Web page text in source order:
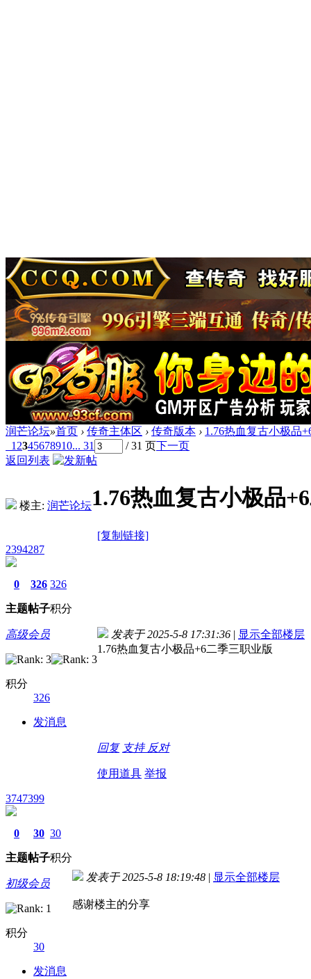
润芒论坛»首页 › 传奇主体区 › 传奇版本 › 1.76热血复古小极品
1 2345678910... 31 / 31 页下一页
返回列表
楼主: 润芒论坛1.76热血复古小极品
[复制链接]
2394287
0
主题
326
帖子
326
积分
高级会员
积分
326
发消息
发表于 2025-5-8 17:31:36 | 显示全部楼层
1.76热血复古小极品+6二季三职业版
回复 支持 反对
使用道具 举报
3747399
0
主题
30
帖子
30
积分
初级会员
积分
30
发消息
发表于 2025-5-8 18:19:48 | 显示全部楼层
感谢楼主的分享